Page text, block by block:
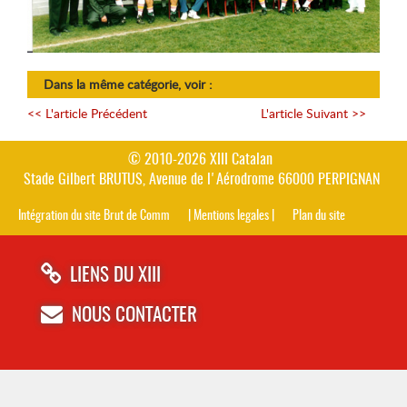
Dans la même catégorie, voir :
<< L'article Précédent
L'article Suivant >>
© 2010-2026 XIII Catalan
Stade Gilbert BRUTUS, Avenue de l'Aérodrome 66000 PERPIGNAN
Intégration du site Brut de Comm | Mentions legales | Plan du site
LIENS DU XIII
NOUS CONTACTER